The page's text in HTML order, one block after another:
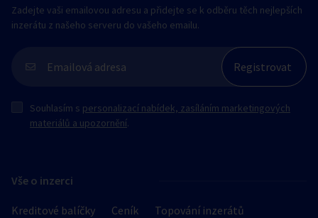
Vše o inzerci
Kreditové balíčky Ceník
Topování inzerátů
Zadejte vaši emailovou adresu a přidejte se k odběru těch nejlepších
inzerátu z našeho serveru do vašeho emailu.
Souhlasím s personalizací nabídek, zasíláním marketingových
materiálů a upozornění.